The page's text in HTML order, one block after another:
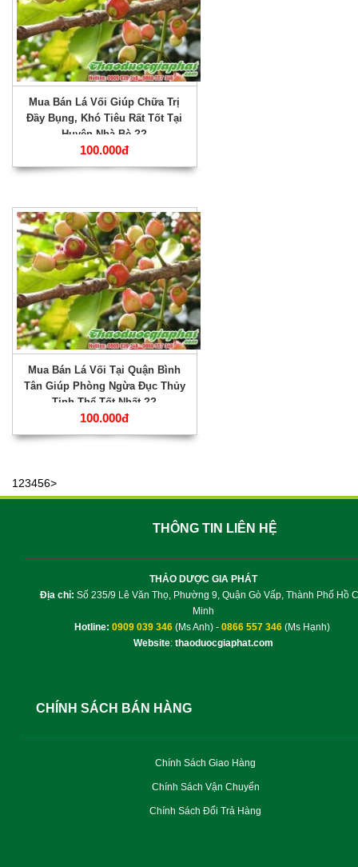
Mua Bán Lá Vối Giúp Chữa Trị
Đầy Bụng, Khó Tiêu Rất Tốt Tại
Huyện Nhà Bè ??
100.000đ
Mua Bán Lá Vối Tại Quận Bình
Tân Giúp Phòng Ngừa Đục Thủy
Tinh Thể Tốt Nhất ??
100.000đ
1 23456>
THÔNG TIN LIÊN HỆ
THẢO DƯỢC GIA PHÁT
Địa chỉ: Số 235/9 Lê Văn Thọ, Phường 9, Quận Gò Vấp, Thành Phố Hồ
Minh
Hotline: 0909 039 346 (Ms Anh) - 0866 557 346(Ms Hạnh)
Website: thaoduocgiaphat.com
CHÍNH SÁCH BÁN HÀNG
Chính Sách Giao Hàng
Chính Sách Vận Chuyển
Chính Sách Đổi Trả Hàng